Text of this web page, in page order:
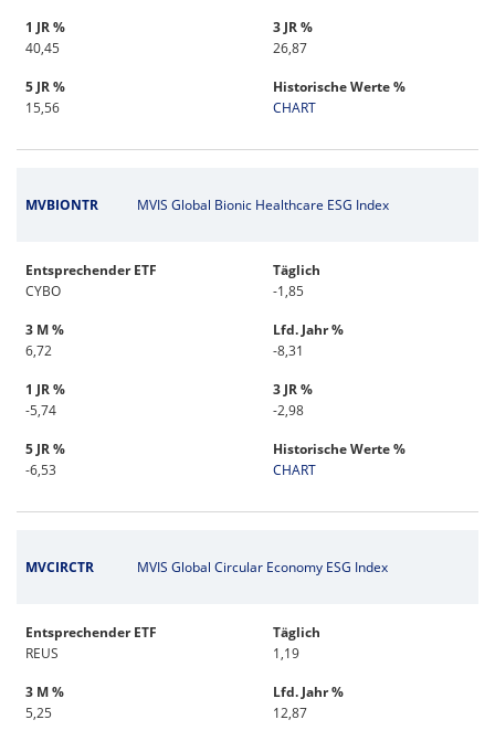
1 JR %
40,45
3 JR %
26,87
5 JR %
15,56
Historische Werte %
CHART
MVBIONTR MVIS Global Bionic Healthcare ESG Index
Entsprechender ETF
CYBO
Täglich
-1,85
3 M %
6,72
Lfd. Jahr %
-8,31
1 JR %
-5,74
3 JR %
-2,98
5 JR %
-6,53
Historische Werte %
CHART
MVCIRCTR MVIS Global Circular Economy ESG Index
Entsprechender ETF
REUS
Täglich
1,19
3 M %
5,25
Lfd. Jahr %
12,87